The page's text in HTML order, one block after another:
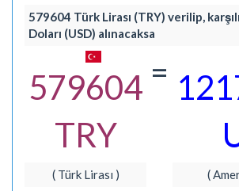
579604 Türk Lirası (TRY) verilip,
Doları (USD) alınacaksa
579604
TRY
=
( Türk Lirası ) (